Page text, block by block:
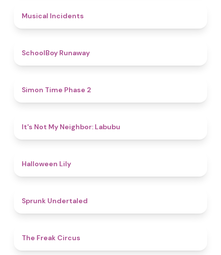
Musical Incidents
SchoolBoy Runaway
Simon Time Phase 2
It's Not My Neighbor: Labubu
Halloween Lily
Sprunk Undertaled
The Freak Circus